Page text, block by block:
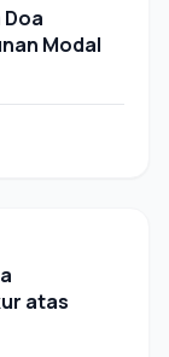
Modal
atas